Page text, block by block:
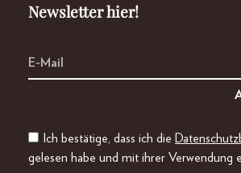
Newsletter hier!
Ich bestätige, dass ich die
gelesen habe und mit ihrer Verwendung